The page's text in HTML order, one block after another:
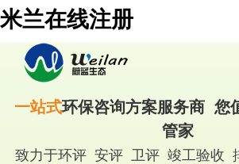
米兰在线注册
一站式环保咨询方案服务商 您
管家
致力于环评 安评 卫评 竣工验收